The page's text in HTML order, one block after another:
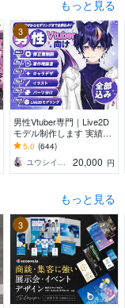
もっと見る
3
男性Vtuber専門｜Live2D
モデル制作します 実績17
00件以上｜全工程対応・
著作権譲渡込｜初心者も
安心
5.0 (644)
ユウシイ＠Vtuber制作
20,000 円
もっと見る
3